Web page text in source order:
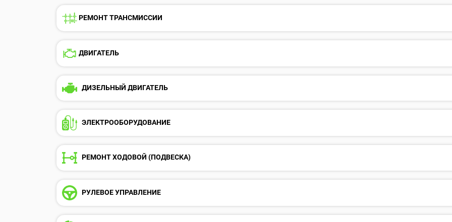
РЕМОНТ ТРАНСМИССИИ
ДВИГАТЕЛЬ
ДИЗЕЛЬНЫЙ ДВИГАТЕЛЬ
ЭЛЕКТРООБОРУДОВАНИE
РЕМОНТ ХОДОВОЙ (ПОДВЕСКА)
РУЛЕВОЕ УПРАВЛЕНИЕ